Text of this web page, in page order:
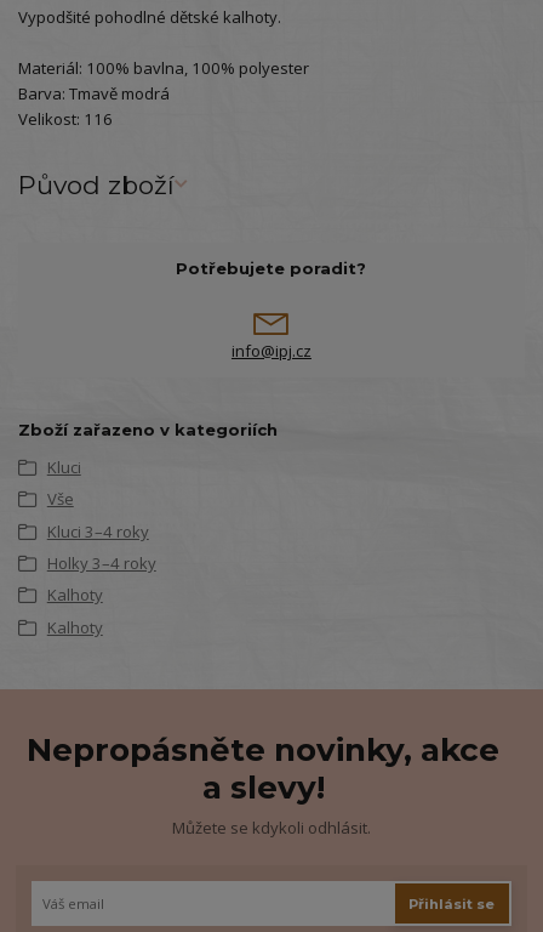
Vypodšité pohodlné dětské kalhoty.
Materiál: 100% bavlna, 100% polyester
Barva: Tmavě modrá
Velikost: 116
Původ zboží
Potřebujete poradit?
info@ipj.cz
Zboží zařazeno v kategoriích
Kluci
Vše
Kluci 3–4 roky
Holky 3–4 roky
Kalhoty
Kalhoty
Nepropásněte novinky, akce
a slevy!
Můžete se kdykoli odhlásit.
Přihlásit se